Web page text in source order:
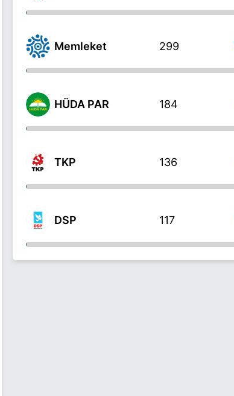
Memleket 299
HÜDA PAR 184
TKP 136
DSP 117